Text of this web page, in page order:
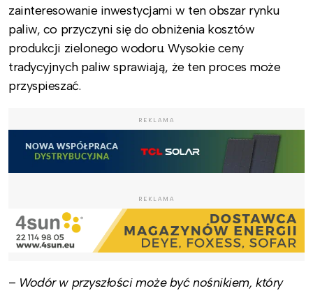
zainteresowanie inwestycjami w ten obszar rynku
paliw, co przyczyni się do obniżenia kosztów
produkcji zielonego wodoru. Wysokie ceny
tradycyjnych paliw sprawiają, że ten proces może
przyspieszać.
REKLAMA
REKLAMA
– Wodór w przyszłości może być nośnikiem, który